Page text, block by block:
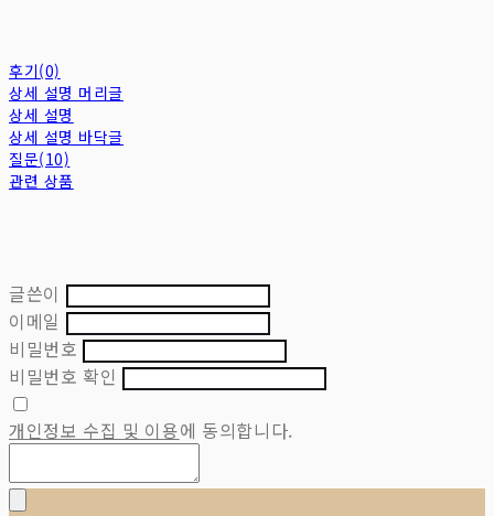
후기(0)
상세 설명 머리글
상세 설명
상세 설명 바닥글
질문(10)
관련 상품
글쓴이
이메일
비밀번호
비밀번호 확인
개인정보 수집 및 이용에 동의합니다.